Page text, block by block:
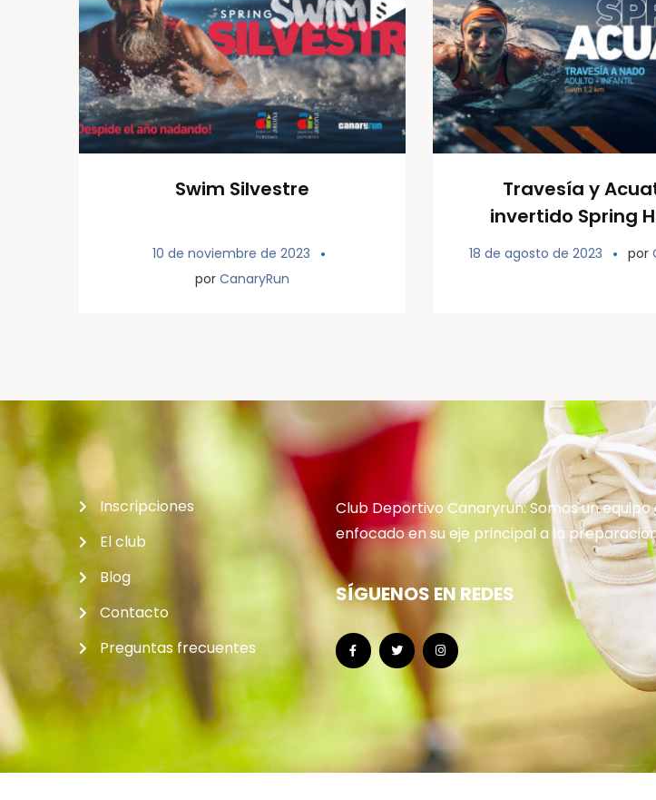
Swim Silvestre
10 de noviembre de 2023
por CanaryRun
Travesía y
invertido Spring
18 de agosto de 2023 por
Inscripciones
El club
Blog
Contacto
Preguntas frecuentes
Club Deportivo Canaryrun: Somos un
enfocado en su eje principal a la
SÍGUENOS EN REDES